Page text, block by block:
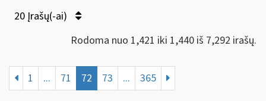
20 Įrašų(-ai)
Rodoma nuo 1,421 iki 1,440 iš 7,292 irašų.
1 ... 71 72 73 ... 365